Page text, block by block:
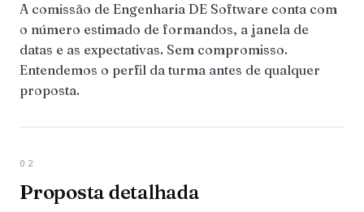
A comissão de Engenharia DE Software conta com
o número estimado de formandos, a janela de
datas e as expectativas. Sem compromisso.
Entendemos o perfil da turma antes de qualquer
proposta.
02
Proposta detalhada